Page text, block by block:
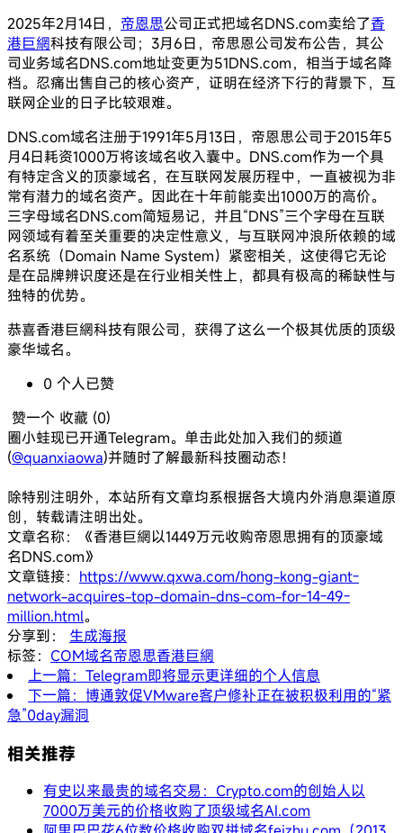
2025年2月14日， 帝恩思公司正式把域名DNS.com卖给了香
港巨網科技有限公司；3月6日，帝思恩公司发布公告，其公
司业务域名DNS.com地址变更为51DNS.com，相当于域名降
档。忍痛出售自己的核心资产，证明在经济下行的背景下，互
联网企业的日子比较艰难。
DNS.com域名注册于1991年5月13日，帝恩思公司于2015年5
月4日耗资1000万将该域名收入囊中。DNS.com作为一个具
有特定含义的顶豪域名，在互联网发展历程中，一直被视为非
常有潜力的域名资产。因此在十年前能卖出1000万的高价。
三字母域名DNS.com简短易记，并且“DNS”三个字母在互联
网领域有着至关重要的决定性意义，与互联网冲浪所依赖的域
名系统（Domain Name System）紧密相关，这使得它无论
是在品牌辨识度还是在行业相关性上，都具有极高的稀缺性与
独特的优势。
恭喜香港巨網科技有限公司，获得了这么一个极其优质的顶级
豪华域名。
0 个人已赞
赞一个 收藏 (0)
圈小蛙现已开通Telegram。单击此处加入我们的频道
(@quanxiaowa)并随时了解最新科技圈动态！
除特别注明外，本站所有文章均系根据各大境内外消息渠道原
创，转载请注明出处。
文章名称：《香港巨網以1449万元收购帝恩思拥有的顶豪域
名DNS.com》
文章链接： https://www.qxwa.com/hong-kong-giant-
network-acquires-top-domain-dns-com-for-14-49-
million.html。
分享到：
生成海报
标签： COM域名帝恩思香港巨網
上一篇：Telegram即将显示更详细的个人信息
下一篇：博通敦促VMware客户修补正在被积极利用的“紧
急”0day漏洞
相关推荐
有史以来最贵的域名交易：Crypto.com的创始人以
7000万美元的价格收购了顶级域名AI.com